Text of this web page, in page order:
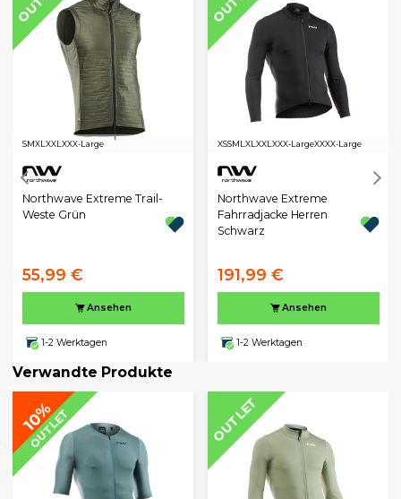
SMXL XXL XXX-Large
Northwave Extreme Trail-
Weste Grün
55,99 €
Ansehen
1-2 Werktagen
XSSML XL XXL XXX-LargeXXXX-Large
Northwave Extreme
Fahrradjacke Herren
Schwarz
191,99 €
Ansehen
1-2 Werktagen
Verwandte Produkte
10%
OUTLET OUTLET